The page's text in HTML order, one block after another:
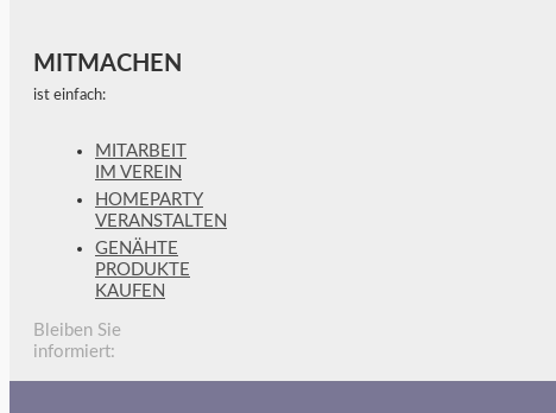
MITMACHEN
ist einfach:
MITARBEIT
IM VEREIN
HOMEPARTY
VERANSTALTEN
GENÄHTE
PRODUKTE
KAUFEN
Bleiben Sie
informiert: